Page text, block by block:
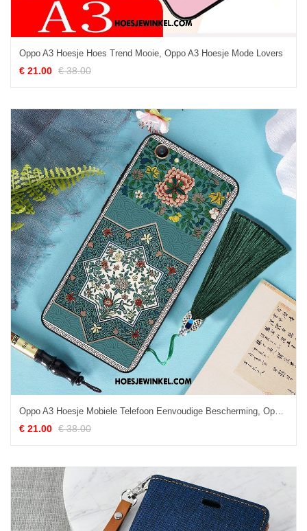
Oppo A3 Hoesje Hoes Trend Mooie, Oppo A3 Hoesje Mode Lovers
€ 21.00 € 38.00
€ 21.00 € 38.00